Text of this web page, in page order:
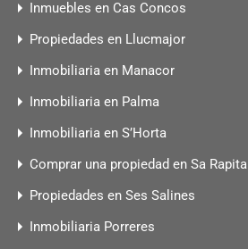
Inmuebles en Cas Concos
Propiedades en Llucmajor
Inmobiliaria en Manacor
Inmobiliaria en Palma
Inmobiliaria en S’Horta
Comprar una propiedad en Sa Rapita
Propiedades en Ses Salines
Inmobiliaria Porreres